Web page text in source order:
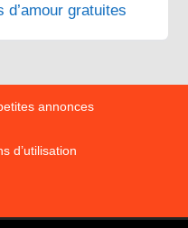
gratuites
annonces
d’utilisation